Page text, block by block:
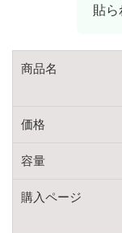
貼ら
商品名
価格
容量
購入ページ